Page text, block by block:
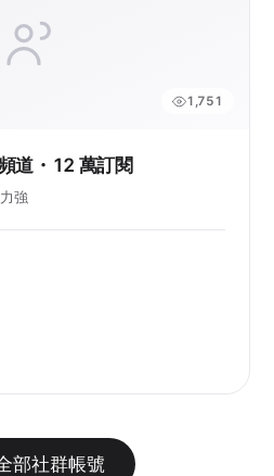
1,751
道・12 萬訂閱
強
部社群帳號